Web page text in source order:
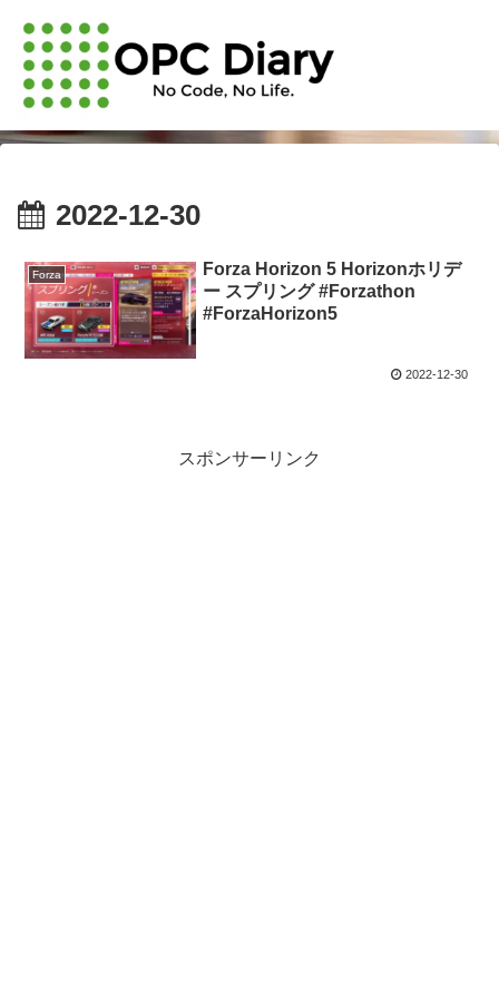
2022-12-30
Forza
Forza Horizon 5 Horizonホリデ
ー スプリング #Forzathon
#ForzaHorizon5
2022-12-30
スポンサーリンク